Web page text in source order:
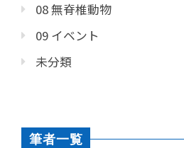
08 無脊椎動物
09 イベント
未分類
筆者一覧